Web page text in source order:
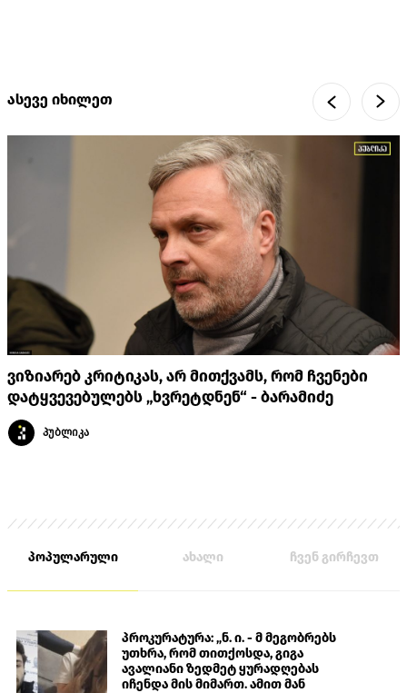
ასევე იხილეთ
ვიზიარებ კრიტიკას, არ მითქვამს, რომ ჩვენები
დატყვევებულებს „ხვრეტდნენ“ - ბარამიძე
პუბლიკა
პოპულარული ახალი ჩვენ გირჩევთ
პროკურატურა: „ნ. ი. - მ მეგობრებს
უთხრა, რომ თითქოსდა, გიგა
ავალიანი ზედმეტ ყურადღებას
იჩენდა მის მიმართ. ამით მან